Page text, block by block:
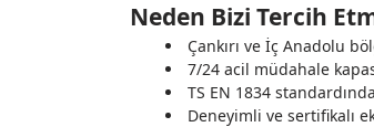
Neden Bizi Tercih
Çankırı ve İç Anadolu
7/24 acil müdahale
TS EN 1834
Deneyimli ve sertifikalı